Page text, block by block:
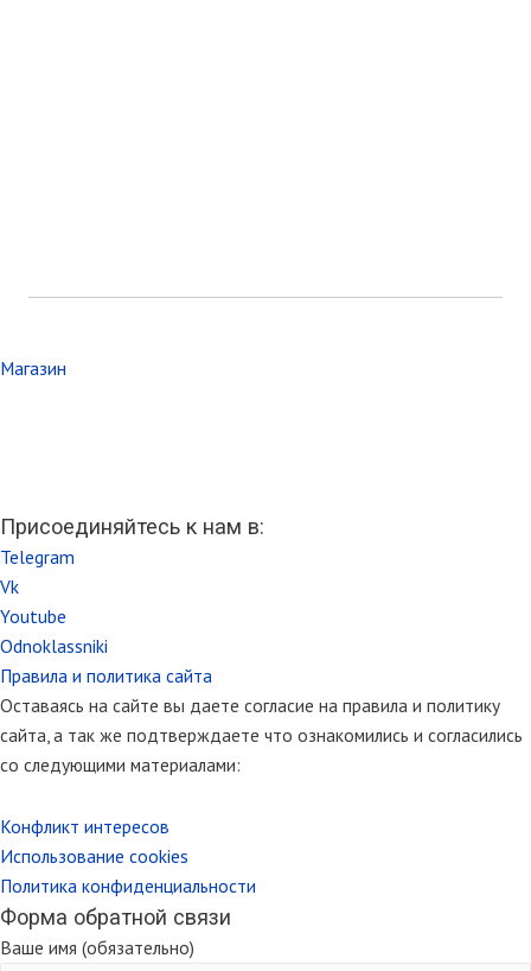
Магазин
Присоединяйтесь к нам в:
Telegram
Vk
Youtube
Odnoklassniki
Правила и политика сайта
Оставаясь на сайте вы даете согласие на правила и политику
сайта, а так же подтверждаете что ознакомились и согласились
со следующими материалами:
Конфликт интересов
Использование cookies
Политика конфиденциальности
Форма обратной связи
Ваше имя (обязательно)